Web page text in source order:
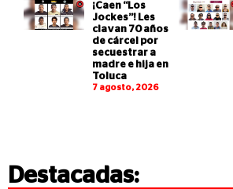
¡Caen “Los
Jockes”! Les
clavan 70 años
de cárcel por
secuestrar a
madre e hija en
Toluca
7 agosto, 2026
Destacadas: